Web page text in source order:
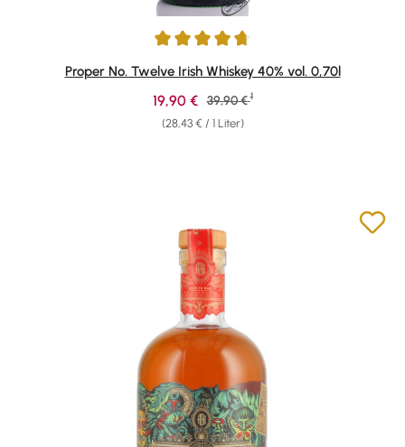
Durchschnittliche Bewertung von 4.74 von 5 Sternen
Proper No. Twelve Irish Whiskey 40% vol. 0,70l
(28,43 € / 1 Liter)
Verkaufspreis:
19,90 € Regulärer Preis:
39,90 € 1